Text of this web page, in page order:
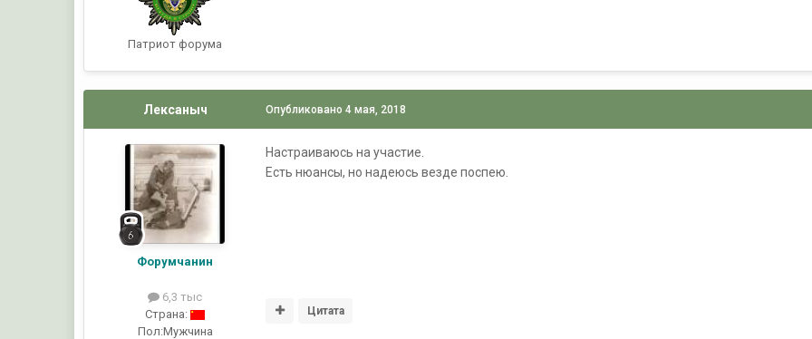
Патриот форума
Лексаныч
Форумчанин
6,3 тыс
Страна:
Пол:Мужчина
Опубликовано4 мая, 2018
Настраиваюсь на участие.
Есть нюансы, но надеюсь везде поспею.
Цитата